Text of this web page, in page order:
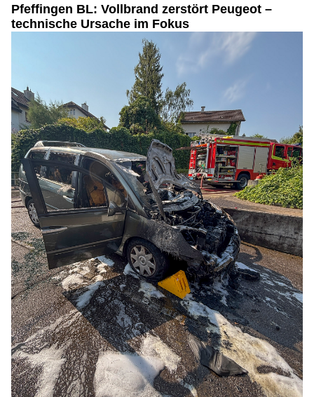
Pfeffingen BL: Vollbrand zerstört Peugeot –
technische Ursache im Fokus